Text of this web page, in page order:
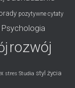
pozytywne cytaty
Psychologia
rozwój
stres Studia styl życia